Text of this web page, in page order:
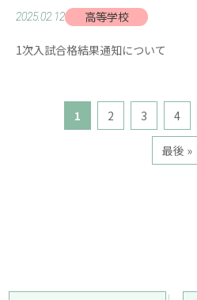
2025.02.12 高等学校
1次入試合格結果通知について
1 2 3 4
最後 »